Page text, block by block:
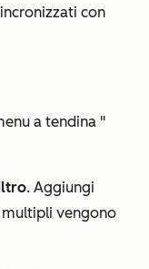
con
a tendina "
. Aggiungi
vengono